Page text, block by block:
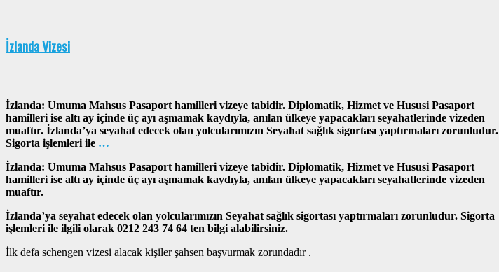
İzlanda Vizesi
İzlanda: Umuma Mahsus Pasaport hamilleri vizeye tabidir. Diplomatik, Hizmet ve Hususi Pasaport
hamilleri ise altı ay içinde üç ayı aşmamak kaydıyla, anılan ülkeye yapacakları seyahatlerinde vizeden
muaftır. İzlanda’ya seyahat edecek olan yolcularımızın Seyahat sağlık sigortası yaptırmaları zorunludur.
Sigorta işlemleri ile …
İzlanda: Umuma Mahsus Pasaport hamilleri vizeye tabidir. Diplomatik, Hizmet ve Hususi Pasaport
hamilleri ise altı ay içinde üç ayı aşmamak kaydıyla, anılan ülkeye yapacakları seyahatlerinde vizeden
muaftır.
İzlanda’ya seyahat edecek olan yolcularımızın Seyahat sağlık sigortası yaptırmaları zorunludur. Sigorta
işlemleri ile ilgili olarak 0212 243 74 64 ten bilgi alabilirsiniz.
İlk defa schengen vizesi alacak kişiler şahsen başvurmak zorundadır .